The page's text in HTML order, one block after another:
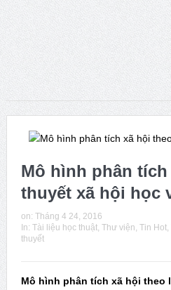
2027
ISA World Congress of
for hosting the XXII ISA World
Hội thảo về FRANÇOIS
ngày sinh của ông
Phát huy vai trò khoa học xã
dân tộc
Issue 244, October 2025. News
Thời sự Hà Nội 15h ngày 8/7/
pháp về môi trường, y tế tại BRICS
Mô hình phân
thuyết xã hội học
on: Tháng 4 24, 2016
In: Tài liệu học thuật, Thư viện, Tin Hot,
thuyết
Mô hình phân tích xã hội